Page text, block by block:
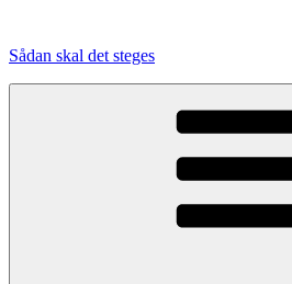
indhold
Sådan skal det steges